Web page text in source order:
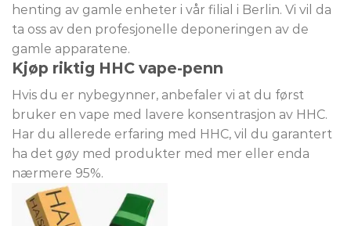
henting av gamle enheter i vår filial i Berlin. Vi vil da
ta oss av den profesjonelle deponeringen av de
gamle apparatene.
Kjøp riktig HHC vape-penn
Hvis du er nybegynner, anbefaler vi at du først
bruker en vape med lavere konsentrasjon av HHC.
Har du allerede erfaring med HHC, vil du garantert
ha det gøy med produkter med mer eller enda
nærmere 95%.